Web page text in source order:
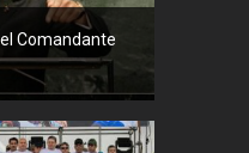
Comandante